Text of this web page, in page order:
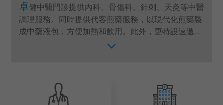
登記 / 登入
立即預約
卓健中醫門診提供內科、骨傷科、針刺、天灸等中醫
調理服務。同時提供代客煎藥服務，以現代化煎藥製
成中藥液包，方便加熱和飲用。此外，更特設速遞送
藥服務，將藥包送到指定的卓健中醫診所及全港各工